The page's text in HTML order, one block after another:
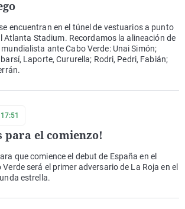
encuentran en el túnel de vestuarios a punto
Atlanta Stadium. Recordamos la alineación de
ante Cabo Verde: Unai Simón;
Laporte, Cururella; Rodri, Pedri, Fabián;
para el comienzo!
que comience el debut de España en el
será el primer adversario de La Roja en el
estrella.